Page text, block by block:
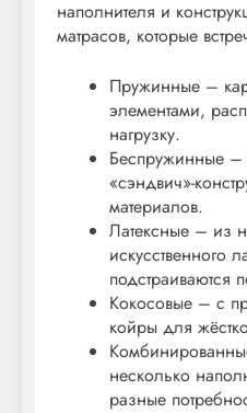
наполнителя и
матрасов, которые
Пружинные –
элементами,
нагрузку.
Беспружинные –
«сэндвич»-
материалов.
Латексные – из
искусственного
подстраиваются
Кокосовые – с
койры для
несколько
разные